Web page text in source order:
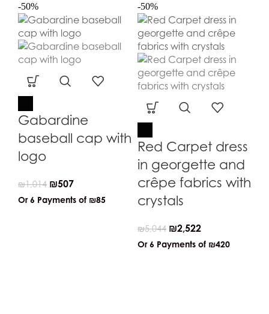
-50%
Gabardine
baseball cap with
logo
₪1,014 ₪507
Or 6 Payments of ₪85
-50%
Red Carpet dress
in georgette and
crêpe fabrics with
crystals
₪5,044 ₪2,522
Or 6 Payments of ₪420